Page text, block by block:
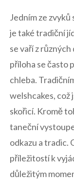
Jedním ze
je ‌také tradiční
⁤se vaří z
příloha se ⁣často
chleba.
welshcakes, což
skořicí.⁢ Kromě
taneční
odkazu a tradic.
příležitostí ​k
důležitým